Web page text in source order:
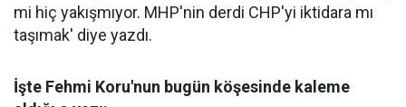
mi hiç yakışmıyor. MHP'nin derdi CHP'yi iktidara mı
taşımak' diye yazdı.
İşte Fehmi Koru'nun bugün köşesinde kaleme